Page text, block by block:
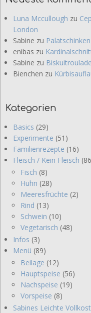
Luna Mccullough zu
London
Sabine zu
enibas zu
Sabine zu
Bienchen zu
Kategorien
Basics (29)
Experimente (51)
Familienrezepte (16)
Fleisch / Kein Fleisch
Fisch (8)
Huhn (28)
Meeresfrüchte (2)
Rind (13)
Schwein (10)
Vegetarisch (48)
Infos (3)
Menü (89)
Beilage (12)
Hauptspeise (56)
Nachspeise (19)
Vorspeise (8)
Sabines Leichte Vollkost